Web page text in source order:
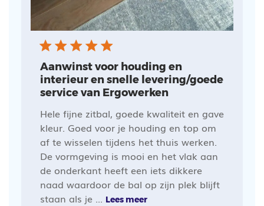
Aanwinst voor houding en
interieur en snelle levering/goede
service van Ergowerken
Hele fijne zitbal, goede kwaliteit en gave
kleur. Goed voor je houding en top om
af te wisselen tijdens het thuis werken.
De vormgeving is mooi en het vlak aan
de onderkant heeft een iets dikkere
naad waardoor de bal op zijn plek blijft
staan als je ...
Lees meer